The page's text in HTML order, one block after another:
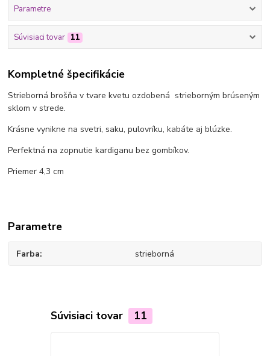
Parametre
Súvisiaci tovar 11
Kompletné špecifikácie
Strieborná brošňa v tvare kvetu ozdobená strieborným brúseným
sklom v strede.
Krásne vynikne na svetri, saku, pulovríku, kabáte aj blúzke.
Perfektná na zopnutie kardiganu bez gombíkov.
Priemer 4,3 cm
Parametre
Farba strieborná
Súvisiaci tovar 11